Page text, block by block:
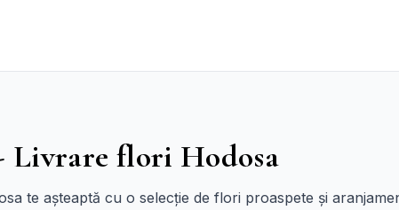
Livrare flori Hodosa
te așteaptă cu o selecție de flori proaspete și